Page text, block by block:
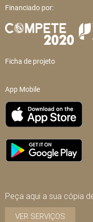
Financiado por:
Ficha de projeto
App Mobile
Peça aqui a sua cópia
VER SERVIÇOS